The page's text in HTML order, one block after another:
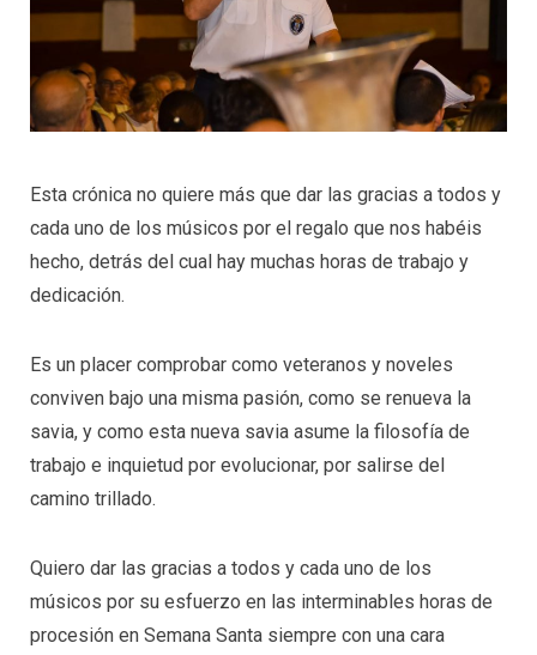
Esta crónica no quiere más que dar las gracias a todos y
cada uno de los músicos por el regalo que nos habéis
hecho, detrás del cual hay muchas horas de trabajo y
dedicación.
Es un placer comprobar como veteranos y noveles
conviven bajo una misma pasión, como se renueva la
savia, y como esta nueva savia asume la filosofía de
trabajo e inquietud por evolucionar, por salirse del
camino trillado.
Quiero dar las gracias a todos y cada uno de los
músicos por su esfuerzo en las interminables horas de
procesión en Semana Santa siempre con una cara